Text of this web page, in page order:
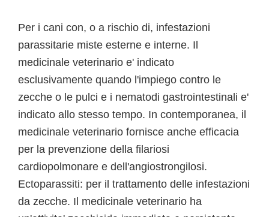
Per i cani con, o a rischio di, infestazioni
parassitarie miste esterne e interne. Il
medicinale veterinario e' indicato
esclusivamente quando l'impiego contro le
zecche o le pulci e i nematodi gastrointestinali e'
indicato allo stesso tempo. In contemporanea, il
medicinale veterinario fornisce anche efficacia
per la prevenzione della filariosi
cardiopolmonare e dell'angiostrongilosi.
Ectoparassiti: per il trattamento delle infestazioni
da zecche. Il medicinale veterinario ha